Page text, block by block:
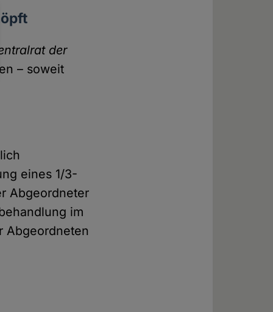
der
– soweit
eines 1/3-
Abgeordneter
im
Abgeordneten